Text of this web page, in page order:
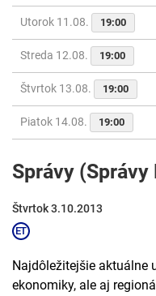
Utorok 11.08. 19:00
Streda 12.08. 19:00
Štvrtok 13.08. 19:00
Piatok 14.08. 19:00
Správy (Správy
Štvrtok 3.10.2013
Najdôležitejšie aktuálne
ekonomiky, ale aj